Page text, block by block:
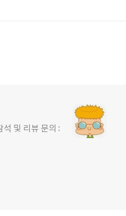
및 리뷰 문의 :